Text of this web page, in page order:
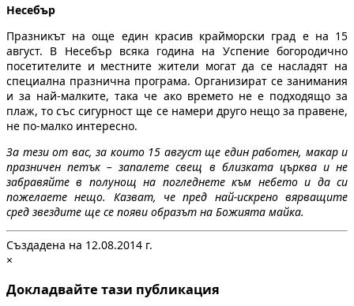
Несебър
Празникът на още един красив крайморски град е на 15
август. В Несебър всяка година на Успение богородично
посетителите и местните жители могат да се насладят на
специална празнична програма. Организират се занимания
и за най-малките, така че ако времето не е подходящо за
плаж, то със сигурност ще се намери друго нещо за правене,
не по-малко интересно.
За тези от вас, за които 15 август ще един работен, макар и
празничен петък – запалете свещ в близката църква и не
забравяйте в полунощ на погледнете към небето и да си
пожелаете нещо. Казват, че пред най-искрено вярващите
сред звездите ще се появи образът на Божията майка.
Създадена на 12.08.2014 г.
×
Докладвайте тази публикация